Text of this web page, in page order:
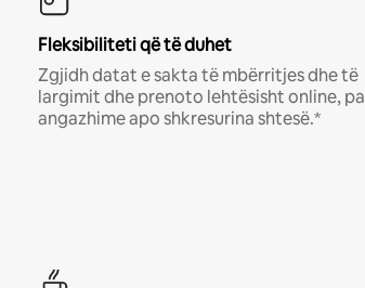
Fleksibiliteti që të duhet
Zgjidh datat e sakta të mbërritjes dhe të
largimit dhe prenoto lehtësisht online, pa
angazhime apo shkresurina shtesë.*